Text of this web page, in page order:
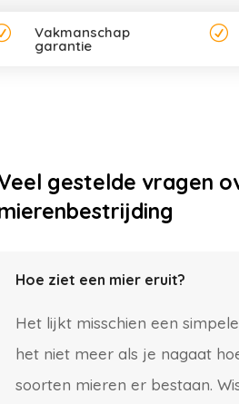
Vakmanschap
garantie
R
gestelde vragen
Hoe ziet een mier eruit?
Het lijkt misschien een
het niet meer als je nagaat
soorten mieren er bestaan.